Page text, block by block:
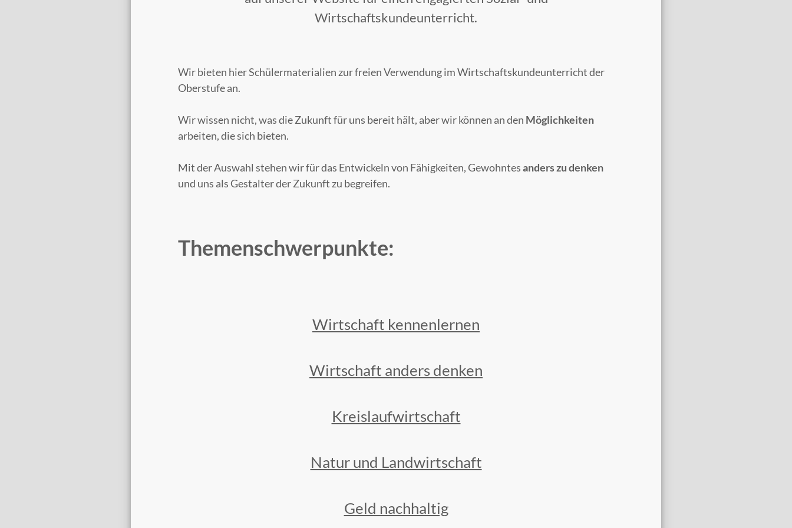
Wirtschaftskundeunterricht.
Wir bieten hier Schülermaterialien zur freien Verwendung im Wirtschaftskundeunterricht der
Oberstufe an.
Wir wissen nicht, was die Zukunft für uns bereit hält, aber wir können an den Möglichkeiten
arbeiten, die sich bieten.
Mit der Auswahl stehen wir für das Entwickeln von Fähigkeiten, Gewohntesanders zu denken
und uns als Gestalter der Zukunft zu begreifen.
Themenschwerpunkte:
Wirtschaft kennenlernen
Wirtschaft anders denken
Kreislaufwirtschaft
Natur und Landwirtschaft
Geld nachhaltig